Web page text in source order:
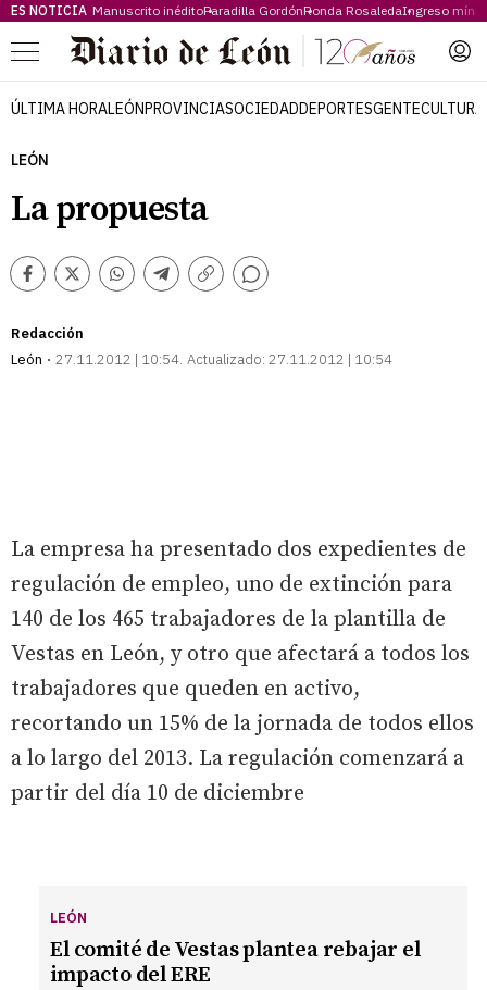
ES NOTICIA Manuscrito inéditoParadilla GordónRonda RosaledaIngreso
Menú
ÚLTIMA HORALEÓNPROVINCIASOCIEDADDEPORTESGENTECULTURA
LEÓN
La propuesta
Facebook
TwitterWhatsappTelegram
Copiar
Comentarios
Redacción
León
27.11.2012 | 10:54 Actualizado: 27.11.2012 | 10:54
La empresa ha presentado dos expedientes de
regulación de empleo, uno de extinción para
140 de los 465 trabajadores de la plantilla de
Vestas en León, y otro que afectará a todos los
trabajadores que queden en activo,
recortando un 15% de la jornada de todos ellos
a lo largo del 2013. La regulación comenzará a
partir del día 10 de diciembre
LEÓN
El comité de Vestas plantea rebajar el
impacto del ERE